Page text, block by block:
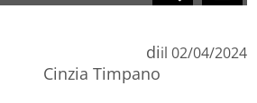
di
Cinzia Timpano
il 02/04/2024